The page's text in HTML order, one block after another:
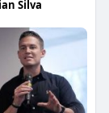
Silva